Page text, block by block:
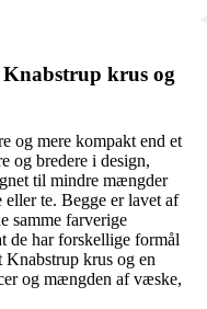
Knabstrup krus og
og mere kompakt end et
og bredere i design,
til mindre mængder
te. Begge er lavet af
samme farverige
de har forskellige formål
Knabstrup krus og en
og mængden af væske,